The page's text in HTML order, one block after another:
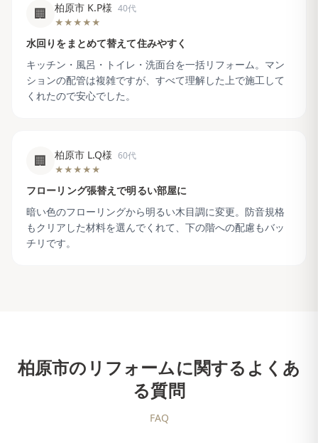
🏢 柏原市 K.P様 40代
★★★★★
水回りをまとめて替えて住みやすく
キッチン・風呂・トイレ・洗面台を一括リフォーム。マン
ションの配管は複雑ですが、すべて理解した上で施工して
くれたので安心でした。
🏢 柏原市 L.Q様 60代
★★★★★
フローリング張替えで明るい部屋に
暗い色のフローリングから明るい木目調に変更。防音規格
もクリアした材料を選んでくれて、下の階への配慮もバッ
チリです。
柏原市のリフォームに関するよくあ
る質問
FAQ